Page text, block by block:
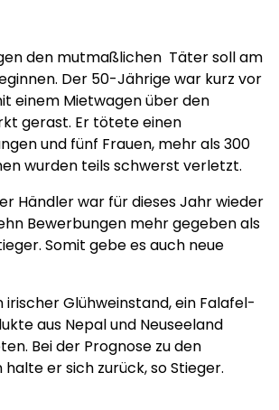
den mutmaßlichen Täter soll am
Der 50-Jährige war kurz vor
einem Mietwagen über den
gerast. Er tötete einen
und fünf Frauen, mehr als 300
wurden teils schwerst verletzt.
Händler war für dieses Jahr wieder
Bewerbungen mehr gegeben als
Somit gebe es auch neue
irischer Glühweinstand, ein Falafel-
aus Nepal und Neuseeland
Bei der Prognose zu den
er sich zurück, so Stieger.